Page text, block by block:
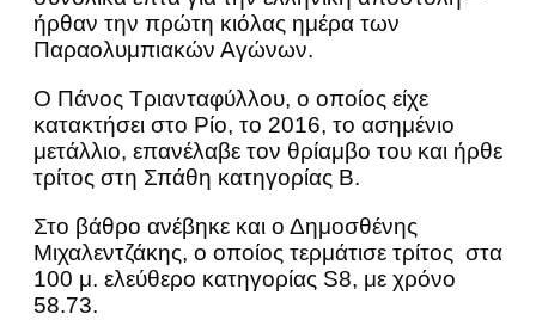
ήρθαν την πρώτη κιόλας ημέρα των
Παραολυμπιακών Αγώνων.
Ο Πάνος Τριανταφύλλου, ο οποίος είχε
κατακτήσει στο Ρίο, το 2016, το ασημένιο
μετάλλιο, επανέλαβε τον θρίαμβο του και ήρθε
τρίτος στη Σπάθη κατηγορίας Β.
Στο βάθρο ανέβηκε και ο Δημοσθένης
Μιχαλεντζάκης, ο οποίος τερμάτισε τρίτος στα
100 μ. ελεύθερο κατηγορίας S8, με χρόνο
58.73.